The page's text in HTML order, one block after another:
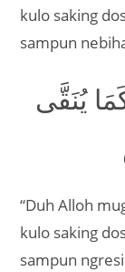
kulo saking
sampun
يُنَقَّى
“Duh Alloh
kulo saking
sampun